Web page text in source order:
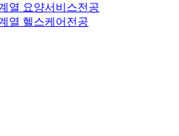
열 요양서비스전공
열 헬스케어전공